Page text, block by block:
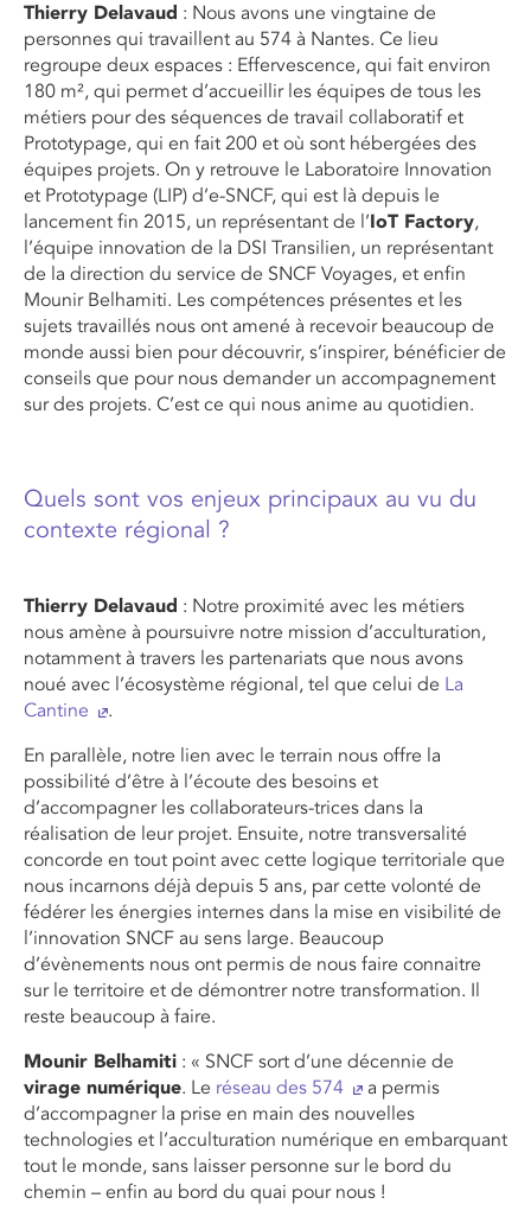
Thierry Delavaud : Nous avons une vingtaine de
personnes qui travaillent au 574 à Nantes. Ce lieu
regroupe deux espaces : Effervescence, qui fait environ
180 m², qui permet d’accueillir les équipes de tous les
métiers pour des séquences de travail collaboratif et
Prototypage, qui en fait 200 et où sont hébergées des
équipes projets. On y retrouve le Laboratoire Innovation
et Prototypage (LIP) d’e-SNCF, qui est là depuis le
lancement fin 2015, un représentant de l’IoT Factory,
l’équipe innovation de la DSI Transilien, un représentant
de la direction du service de SNCF Voyages, et enfin
Mounir Belhamiti. Les compétences présentes et les
sujets travaillés nous ont amené à recevoir beaucoup de
monde aussi bien pour découvrir, s’inspirer, bénéficier de
conseils que pour nous demander un accompagnement
sur des projets. C’est ce qui nous anime au quotidien.
Quels sont vos enjeux principaux au vu du
contexte régional ?
Thierry Delavaud : Notre proximité avec les métiers
nous amène à poursuivre notre mission d’acculturation,
notamment à travers les partenariats que nous avons
noué avec l’écosystème régional, tel que celui de La
Cantine
.
En parallèle, notre lien avec le terrain nous offre la
possibilité d’être à l’écoute des besoins et
d’accompagner les collaborateurs-trices dans la
réalisation de leur projet. Ensuite, notre transversalité
concorde en tout point avec cette logique territoriale que
nous incarnons déjà depuis 5 ans, par cette volonté de
fédérer les énergies internes dans la mise en visibilité de
l’innovation SNCF au sens large. Beaucoup
d’évènements nous ont permis de nous faire connaitre
sur le territoire et de démontrer notre transformation. Il
reste beaucoup à faire.
Mounir Belhamiti : « SNCF sort d’une décennie de
virage numérique. Le réseau des 574
a permis
d’accompagner la prise en main des nouvelles
technologies et l’acculturation numérique en embarquant
tout le monde, sans laisser personne sur le bord du
chemin – enfin au bord du quai pour nous !